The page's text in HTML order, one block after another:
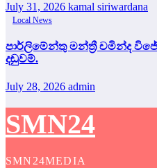
July 31, 2026 kamal siriwardana
Local News
පාර්ලිමේන්තු මන්ත්‍රී චමින්ද
දඬුවම්.
July 28, 2026 admin
SMN24
SMN24MEDIA